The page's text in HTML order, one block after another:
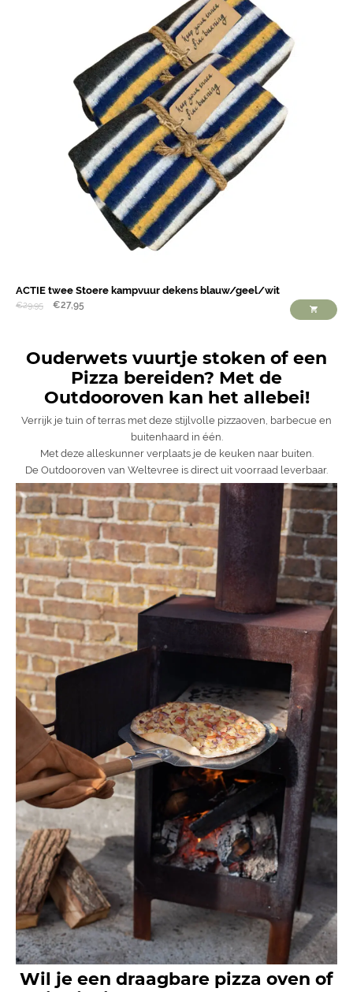
ACTIE twee Stoere kampvuur dekens blauw/geel/wit
€29,95 €27,95
Ouderwets vuurtje stoken of een
Pizza bereiden? Met de
Outdooroven kan het allebei!
Verrijk je tuin of terras met deze stijlvolle pizzaoven, barbecue en
buitenhaard in één.
Met deze alleskunner verplaats je de keuken naar buiten.
De Outdooroven van Weltevree is direct uit voorraad leverbaar.
Wil je een draagbare pizza oven of